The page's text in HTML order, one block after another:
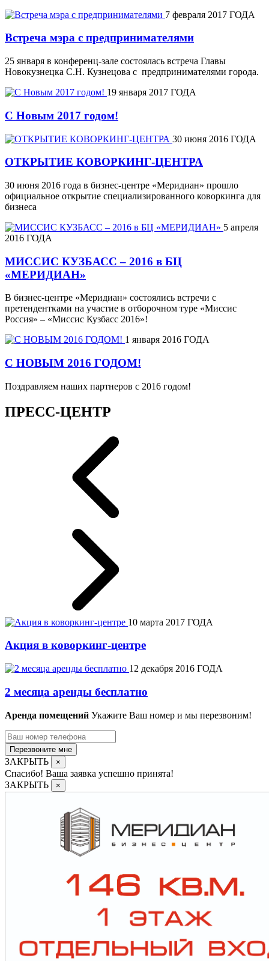
7 февраля 2017 ГОДА
Встреча мэра с предпринимателями
25 января в конференц-зале состоялась встреча Главы
Новокузнецка С.Н. Кузнецова с предпринимателями города.
19 января 2017 ГОДА
С Новым 2017 годом!
30 июня 2016 ГОДА
ОТКРЫТИЕ КОВОРКИНГ-ЦЕНТРА
30 июня 2016 года в бизнес-центре «Меридиан» прошло
официальное открытие специализированного коворкинга для
бизнеса
5 апреля
2016 ГОДА
МИССИС КУЗБАСС – 2016 в БЦ
«МЕРИДИАН»
В бизнес-центре «Меридиан» состоялись встречи с
претендентками на участие в отборочном туре «Миссис
Россия» – «Миссис Кузбасс 2016»!
1 января 2016 ГОДА
С НОВЫМ 2016 ГОДОМ!
Поздравляем наших партнеров с 2016 годом!
ПРЕСС-ЦЕНТР
10 марта 2017 ГОДА
Акция в коворкинг-центре
12 декабря 2016 ГОДА
2 месяца аренды бесплатно
Аренда помещений Укажите Ваш номер и мы перезвоним!
Перезвоните мне
ЗАКРЫТЬ ×
Спасибо! Ваша заявка успешно принята!
ЗАКРЫТЬ
×